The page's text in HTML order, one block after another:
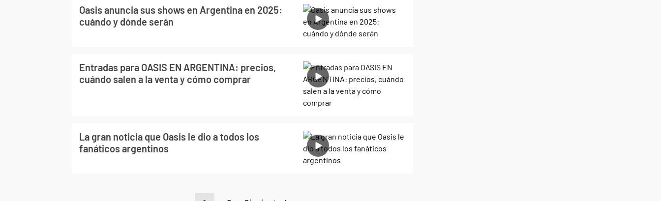
Oasis anuncia sus shows en Argentina en 2025:
cuándo y dónde serán
Entradas para OASIS EN ARGENTINA: precios,
cuándo salen a la venta y cómo comprar
La gran noticia que Oasis le dio a todos los
fanáticos argentinos